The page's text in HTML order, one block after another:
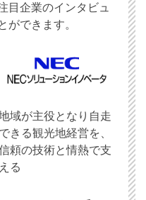
目企業のインタビュ
ができます。
域が主役となり自走
できる観光地経営を、
頼の技術と情熱で支
える